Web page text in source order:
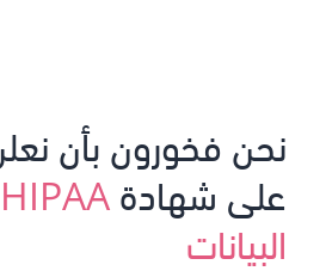
نحن فخورون بأن
على شهادة
البيانات